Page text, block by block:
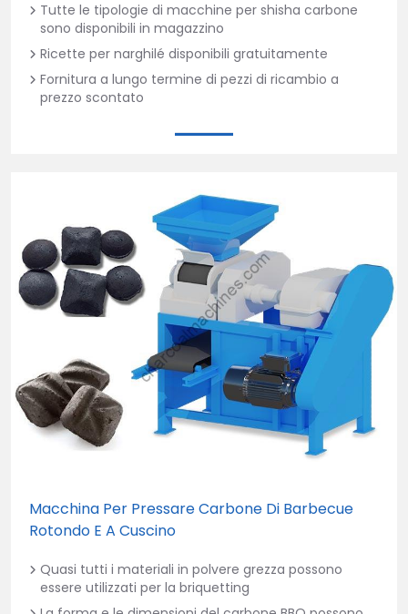
Tutte le tipologie di macchine per shisha carbone
sono disponibili in magazzino
Ricette per narghilé disponibili gratuitamente
Fornitura a lungo termine di pezzi di ricambio a
prezzo scontato
Macchina Per Pressare Carbone Di Barbecue
Rotondo E A Cuscino
Quasi tutti i materiali in polvere grezza possono
essere utilizzati per la briquetting